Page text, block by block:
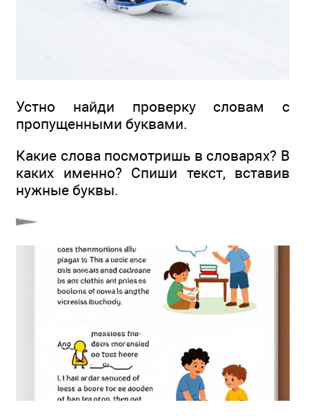
Устно найди проверку словам с
пропущенными буквами.
Какие слова посмотришь в словарях? В
каких именно? Спиши текст, вставив
нужные буквы.